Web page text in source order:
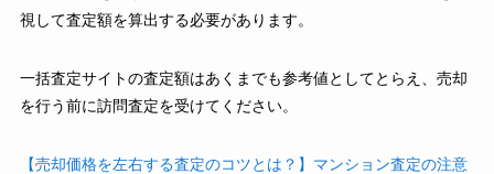
視して査定額を算出する必要があります。
一括査定サイトの査定額はあくまでも参考値としてとらえ、売却
を行う前に訪問査定を受けてください。
【売却価格を左右する査定のコツとは？】マンション査定の注意